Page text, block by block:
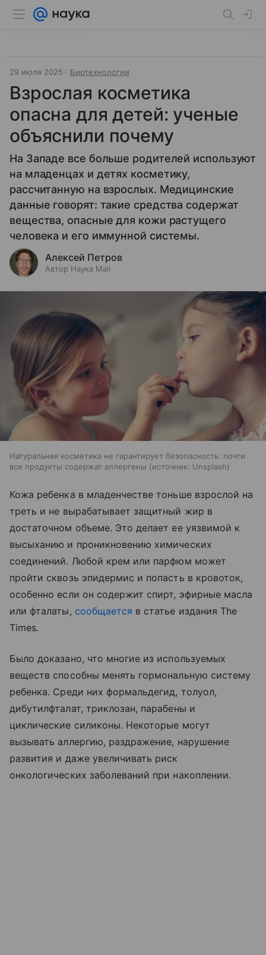
29 июля 2025 Биотехнологии
Взрослая косметика
опасна для детей: ученые
объяснили почему
На Западе все больше родителей используют
на младенцах и детях косметику,
рассчитанную на взрослых. Медицинские
данные говорят: такие средства содержат
вещества, опасные для кожи растущего
человека и его иммунной системы.
Алексей Петров
Автор Наука Mail
Натуральная косметика не гарантирует безопасность: почти
все продукты содержат аллергены
источник: Unsplash
Кожа ребенка в младенчестве тоньше взрослой на
треть и не вырабатывает защитный жир в
достаточном объеме. Это делает ее уязвимой к
высыханию и проникновению химических
соединений. Любой крем или парфюм может
пройти сквозь эпидермис и попасть в кровоток,
особенно если он содержит спирт, эфирные масла
или фталаты, сообщается в статье издания The
Times.
Было доказано, что многие из используемых
веществ способны менять гормональную систему
ребенка. Среди них формальдегид, толуол,
дибутилфталат, триклозан, парабены и
циклические силиконы. Некоторые могут
вызывать аллергию, раздражение, нарушение
развития и даже увеличивать риск
онкологических заболеваний при накоплении.